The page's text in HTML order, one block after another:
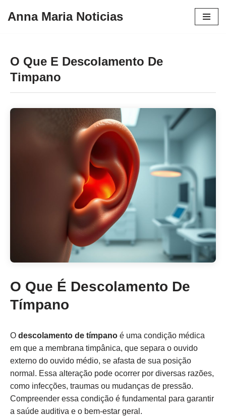
conteúdo
Anna Maria Noticias
O Que E Descolamento De
Timpano
O Que É Descolamento De
Tímpano
O descolamento de tímpano é uma condição médica
em que a membrana timpânica, que separa o ouvido
externo do ouvido médio, se afasta de sua posição
normal. Essa alteração pode ocorrer por diversas razões,
como infecções, traumas ou mudanças de pressão.
Compreender essa condição é fundamental para garantir
a saúde auditiva e o bem-estar geral.